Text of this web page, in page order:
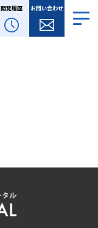
閲覧履歴 お問い合わせ